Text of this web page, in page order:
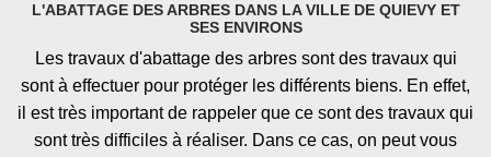
L'ABATTAGE DES ARBRES DANS LA VILLE DE QUIEVY ET
SES ENVIRONS
Les travaux d'abattage des arbres sont des travaux qui
sont à effectuer pour protéger les différents biens. En effet,
il est très important de rappeler que ce sont des travaux qui
sont très difficiles à réaliser. Dans ce cas, on peut vous